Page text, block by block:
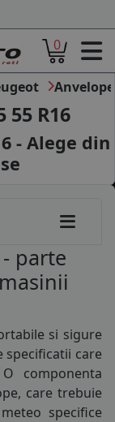
0
Anvelope
R16
- Alege din
parte
si sigure
specificatii care
componenta
, care trebuie
specifice